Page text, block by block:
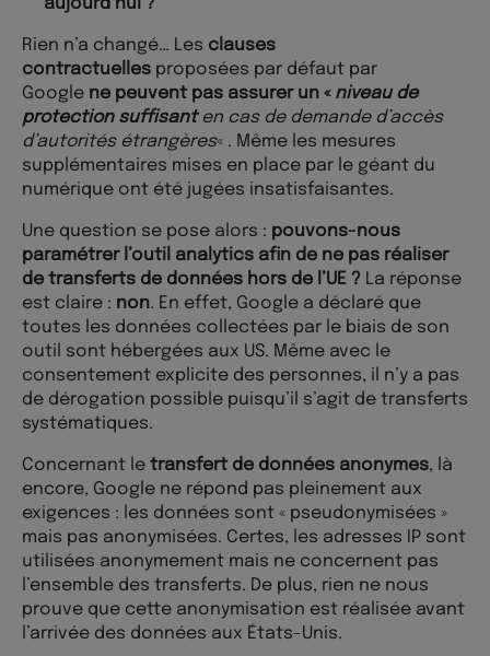
Rien n’a changé… Les clauses
contractuelles proposées par défaut par
Google ne peuvent pas assurer un « niveau de
protection suffisanten cas de demande d’accès
d’autorités étrangères« . Même les mesures
supplémentaires mises en place par le géant du
numérique ont été jugées insatisfaisantes.
Une question se pose alors : pouvons-nous
paramétrer l’outil analytics afin de ne pas réaliser
de transferts de données hors de l’UE ? La réponse
est claire : non. En effet, Google a déclaré que
toutes les données collectées par le biais de son
outil sont hébergées aux US. Même avec le
consentement explicite des personnes, il n’y a pas
de dérogation possible puisqu’il s’agit de transferts
systématiques.
Concernant le transfert de données anonymes, là
encore, Google ne répond pas pleinement aux
exigences : les données sont « pseudonymisées »
mais pas anonymisées. Certes, les adresses IP sont
utilisées anonymement mais ne concernent pas
l’ensemble des transferts. De plus, rien ne nous
prouve que cette anonymisation est réalisée avant
l’arrivée des données aux États-Unis.